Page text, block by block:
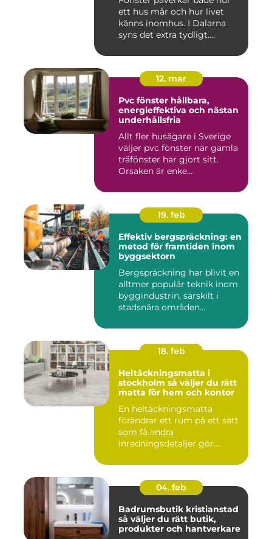
ett hus mår och hur livet
känns inomhus. I Dalarna
syns det extra tydligt....
12. mar
Pvc fönster hållbara,
energieffektiva och nästan
underhållsfria
Allt fler husägare i Sverige
väljer pvc fönster när gamla
träfönster har gjort sitt.
Orsaken är enke...
19. feb
Effektiv bergspräckning: en
metod för framtiden inom
byggsektorn
Bergspräckning har blivit en
alltmer populär teknik inom
byggindustrin, särskilt i
stadsnära områden...
18. feb
Heltäckningsmatta i
stockholm så väljer du rätt
matta för hem och kontor
En heltäckningsmatta
förändrar ett rum på ett sätt
som få andra
inredningsdetaljer gör.
04. feb
Badrumsbutik kristianstad
så väljer du rätt butik,
produkter och hantverkare